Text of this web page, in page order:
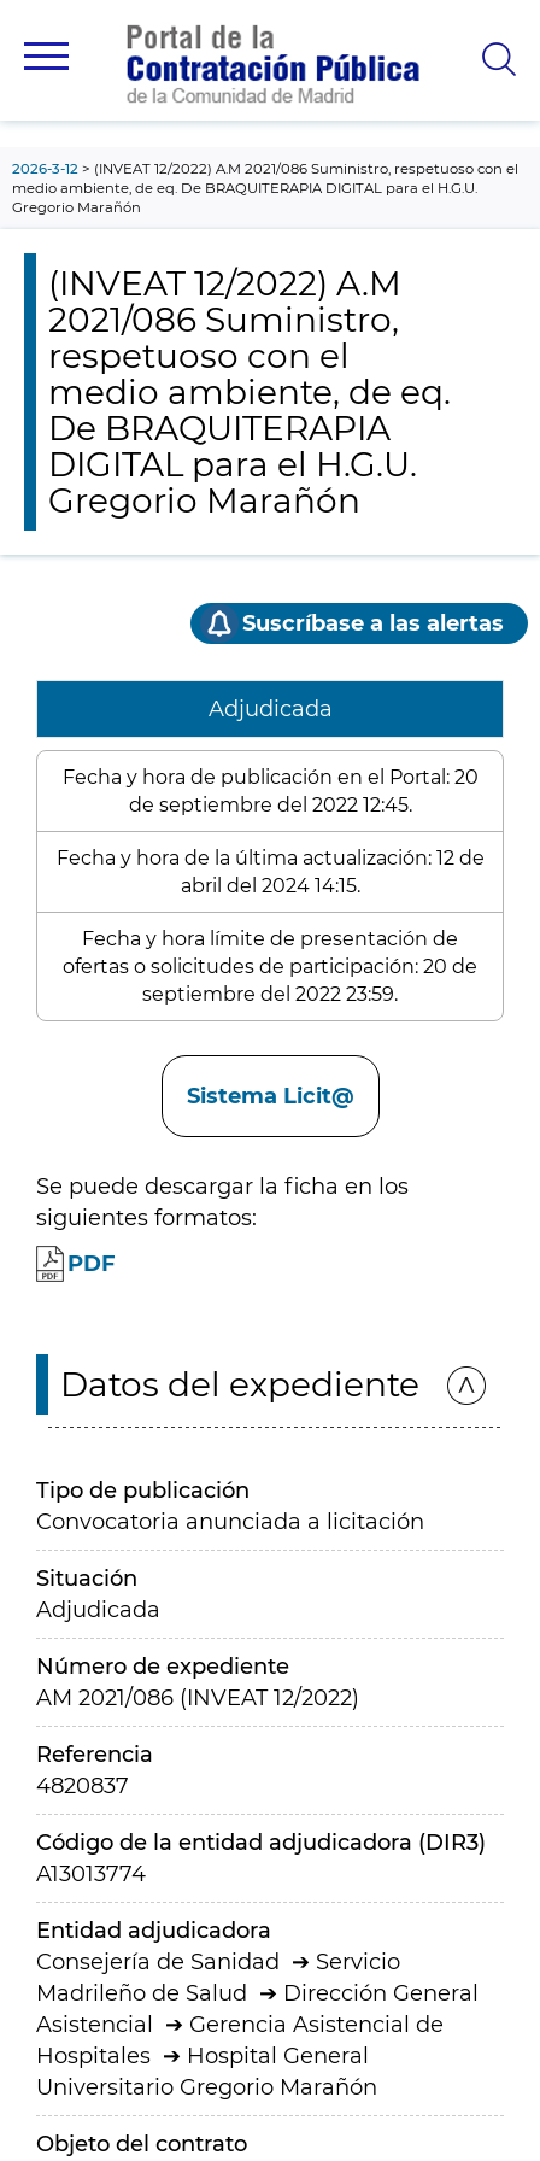
principal
2026-3-12
(INVEAT 12/2022) A.M 2021/086 Suministro, respetuoso con el
medio ambiente, de eq. De BRAQUITERAPIA DIGITAL para el H.G.U.
Gregorio Marañón
(INVEAT 12/2022) A.M
2021/086 Suministro,
respetuoso con el
medio ambiente, de eq.
De BRAQUITERAPIA
DIGITAL para el H.G.U.
Gregorio Marañón
Suscríbase a las alertas
Adjudicada
Fecha y hora de publicación en el Portal: 20
de septiembre del 2022 12:45.
Fecha y hora de la última actualización: 12 de
abril del 2024 14:15.
Fecha y hora límite de presentación de
ofertas o solicitudes de participación: 20 de
septiembre del 2022 23:59.
Sistema Licit@
Se puede descargar la ficha en los
siguientes formatos:
PDF
Datos del expediente
Tipo de publicación
Convocatoria anunciada a licitación
Situación
Adjudicada
Número de expediente
AM 2021/086 (INVEAT 12/2022)
Referencia
4820837
Código de la entidad adjudicadora (DIR3)
A13013774
Entidad adjudicadora
Consejería de Sanidad
Servicio
Madrileño de Salud
Dirección General
Asistencial
Gerencia Asistencial de
Hospitales
Hospital General
Universitario Gregorio Marañón
Objeto del contrato